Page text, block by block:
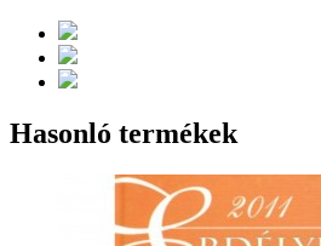
Hasonló termékek